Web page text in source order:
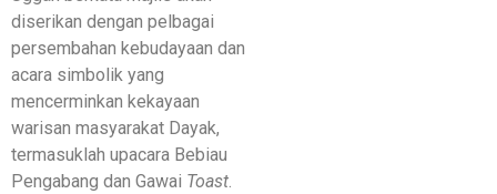
diserikan dengan pelbagai
persembahan kebudayaan dan
acara simbolik yang
mencerminkan kekayaan
warisan masyarakat Dayak,
termasuklah upacara Bebiau
Pengabang dan Gawai Toast